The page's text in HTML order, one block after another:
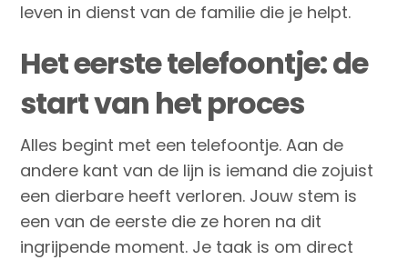
leven in dienst van de familie die je helpt.
Het eerste telefoontje: de
start van het proces
Alles begint met een telefoontje. Aan de
andere kant van de lijn is iemand die zojuist
een dierbare heeft verloren. Jouw stem is
een van de eerste die ze horen na dit
ingrijpende moment. Je taak is om direct